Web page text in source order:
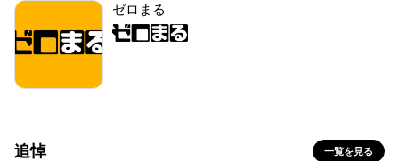
ゼロまる
追悼 一覧を見る